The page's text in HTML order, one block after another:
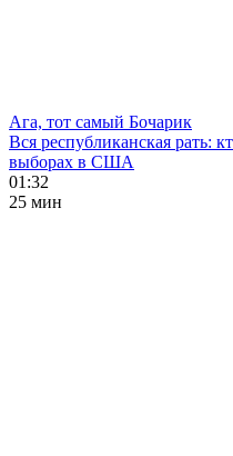
Ага, тот самый Бочарик
Вся республиканская рать:
выборах в США
01:32
25 мин